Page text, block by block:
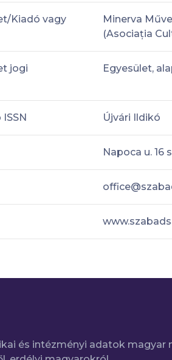
Kiadó vagy
Minerva
(Asociația
jogi
Egyesület,
Újvári Ildikó
Napoca u. 16
és intézményi adatok magyar